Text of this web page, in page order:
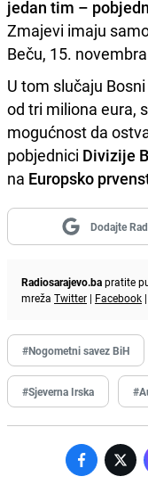
jedan tim –
Zmajevi imaju
Beču, 15.
U tom slučaju
od tri miliona eura,
mogućnost da
pobjednici Divizije B
na Europsko
Dodajte
Radiosarajevo.bapratite
mreža Twitter | Facebook |
#Nogometni savez BiH
#Sjeverna Irska